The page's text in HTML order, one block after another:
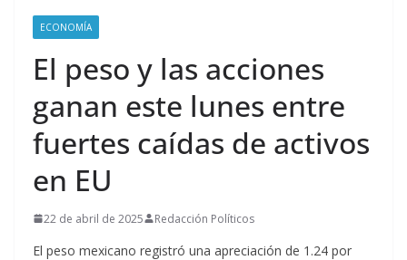
ECONOMÍA
El peso y las acciones
ganan este lunes entre
fuertes caídas de activos
en EU
22 de abril de 2025 Redacción Políticos
El peso mexicano registró una apreciación de 1.24 por